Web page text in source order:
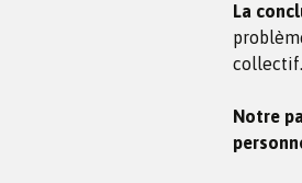
La
collectif.
Notre